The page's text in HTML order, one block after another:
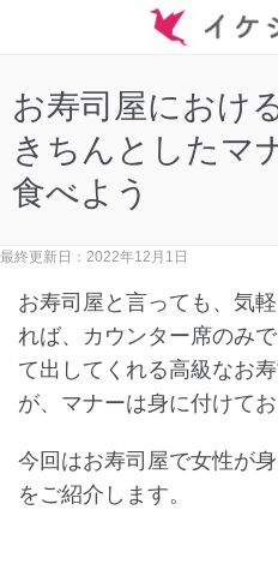
お寿司屋におけ
きちんとしたマ
食べよう
最終更新日：2022年12月1日
お寿司屋と言っても、気
れば、カウンター席のみ
て出してくれる高級なお
が、マナーは身に付けてお
今回はお寿司屋で女性が
をご紹介します。